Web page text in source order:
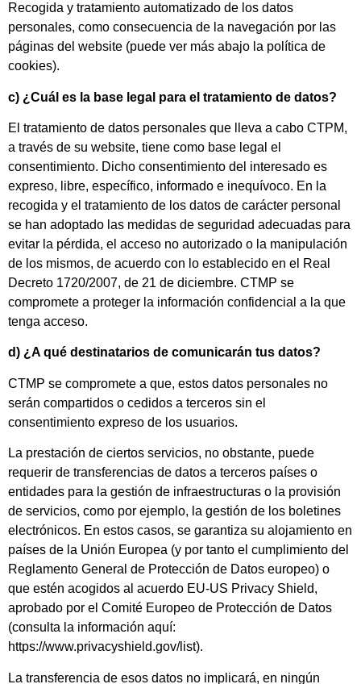
Recogida y tratamiento automatizado de los datos
personales, como consecuencia de la navegación por las
páginas del website (puede ver más abajo la política de
cookies).
c) ¿Cuál es la base legal para el tratamiento de datos?
El tratamiento de datos personales que lleva a cabo CTPM,
a través de su website, tiene como base legal el
consentimiento. Dicho consentimiento del interesado es
expreso, libre, específico, informado e inequívoco. En la
recogida y el tratamiento de los datos de carácter personal
se han adoptado las medidas de seguridad adecuadas para
evitar la pérdida, el acceso no autorizado o la manipulación
de los mismos, de acuerdo con lo establecido en el Real
Decreto 1720/2007, de 21 de diciembre. CTMP se
compromete a proteger la información confidencial a la que
tenga acceso.
d) ¿A qué destinatarios de comunicarán tus datos?
CTMP se compromete a que, estos datos personales no
serán compartidos o cedidos a terceros sin el
consentimiento expreso de los usuarios.
La prestación de ciertos servicios, no obstante, puede
requerir de transferencias de datos a terceros países o
entidades para la gestión de infraestructuras o la provisión
de servicios, como por ejemplo, la gestión de los boletines
electrónicos. En estos casos, se garantiza su alojamiento en
países de la Unión Europea (y por tanto el cumplimiento del
Reglamento General de Protección de Datos europeo) o
que estén acogidos al acuerdo EU-US Privacy Shield,
aprobado por el Comité Europeo de Protección de Datos
(consulta la información aquí:
https://www.privacyshield.gov/list).
La transferencia de esos datos no implicará, en ningún